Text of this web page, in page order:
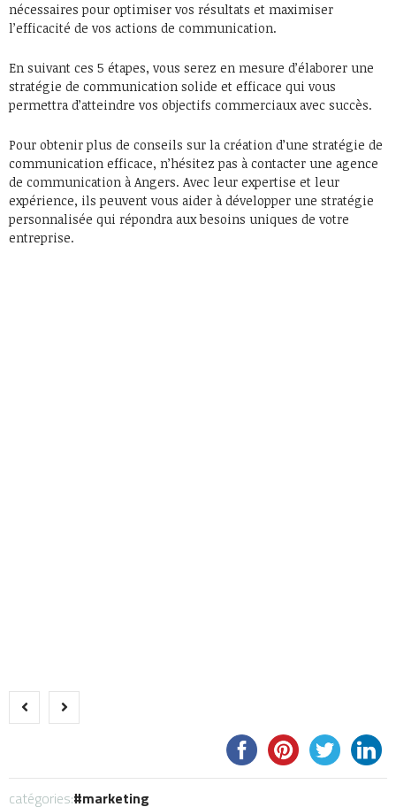
nécessaires pour optimiser vos résultats et maximiser
l’efficacité de vos actions de communication.
En suivant ces 5 étapes, vous serez en mesure d’élaborer une
stratégie de communication solide et efficace qui vous
permettra d’atteindre vos objectifs commerciaux avec succès.
Pour obtenir plus de conseils sur la création d’une stratégie de
communication efficace, n’hésitez pas à contacter une agence
de communication à Angers. Avec leur expertise et leur
expérience, ils peuvent vous aider à développer une stratégie
personnalisée qui répondra aux besoins uniques de votre
entreprise.
catégories: marketing